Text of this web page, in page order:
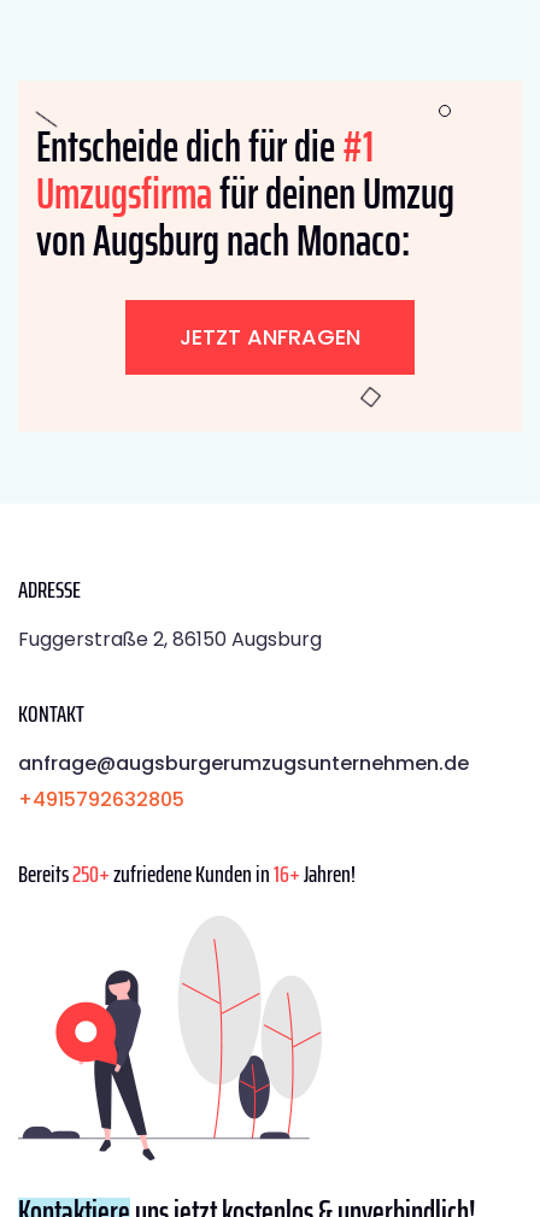
Entscheide dich für die#1
Umzugsfirmafür deinen Umzug
von Augsburg nach Monaco:
JETZT ANFRAGEN
ADRESSE
Fuggerstraße 2, 86150 Augsburg
KONTAKT
anfrage@augsburgerumzugsunternehmen.de
+4915792632805
Bereits250+zufriedene Kunden in16+Jahren!